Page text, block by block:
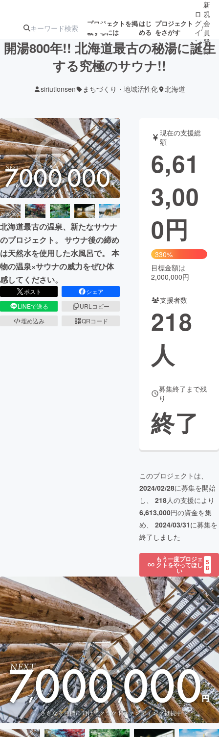
プロジェクトを掲
載するには
はじ
める
プロジェクト
をさがす
ターン
ジェクト
募集終了が近いプ
ロジェクト
されます
アート・写真 音楽
テクノロジー・ガジェット ゲーム・サ
映像・映画
ビジネス・起業
まちづくり・地域活性化
CAMPFIRE for Social Good
CAMPFIRE Creation
CAMPFIREふるさと納税
コミュニティ
ロ
グ
イ
ン
/
新
規
会
員
登
録
開湯800年!! 北海道最古の秘湯に誕生
する究極のサウナ!!
siriutionsen まちづくり・地域活性化 北海道
北海道最古の温泉、新たなサウナ
のプロジェクト。 サウナ後の締め
は天然水を使用した水風呂で。 本
物の温泉×サウナの威力をぜひ体
感してください。
ポスト
シェア
LINEで送る
URLコピー
埋め込み
QRコード
現在の支援総
額
6,61
3,00
0円
330%
目標金額は
2,000,000円
支援者数
218
人
募集終了まで残
り
終了
このプロジェクトは、
2024/02/28に募集を開始
し、 218人の支援により
6,613,000円の資金を集
め、 2024/03/31に募集を
終了しました
もう一度プロジェ
クトをやってほし
い
5
8